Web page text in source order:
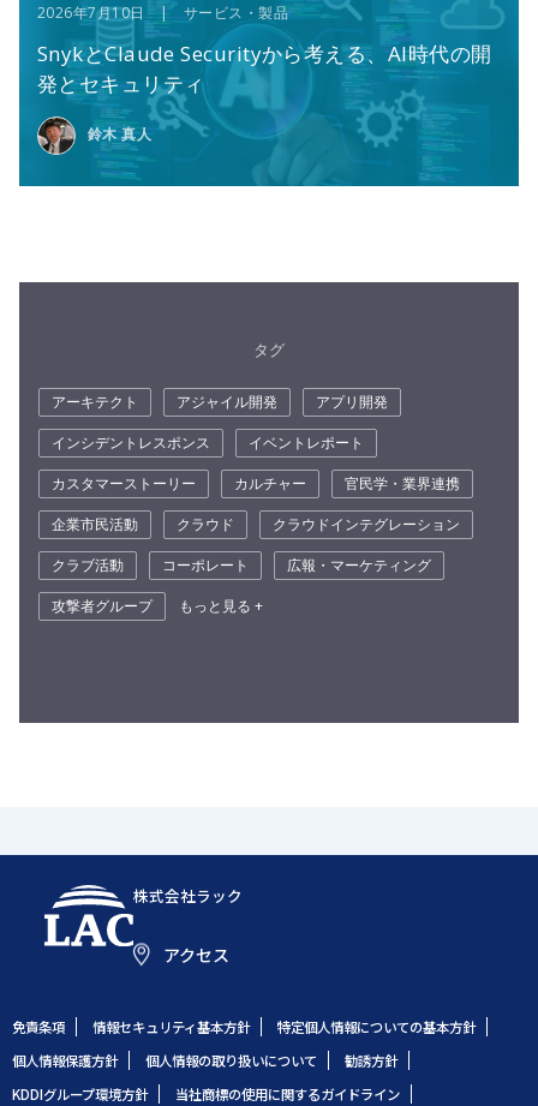
2026年7月10日 | サービス・製品
SnykとClaude Securityから考える、AI時代の開
発とセキュリティ
鈴木 真人
タグ
アーキテクト アジャイル開発
アプリ開発
インシデントレスポンス
イベントレポート
カスタマーストーリー
カルチャー
官民学・業界連携
企業市民活動
クラウド
クラウドインテグレーション
クラブ活動
コーポレート
広報・マーケティング
攻撃者グループ
もっと見る +
株式会社ラック
アクセス
免責条項 情報セキュリティ基本方針
特定個人情報についての基本方針
個人情報保護方針
個人情報の取り扱いについて
勧誘方針
KDDIグループ環境方針
当社商標の使用に関するガイドライン